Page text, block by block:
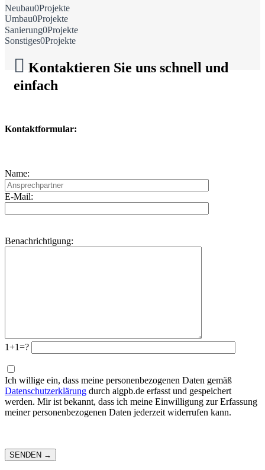
Neubau0Projekte
Umbau0Projekte
Sanierung0Projekte
Sonstiges0Projekte
 Kontaktieren Sie uns schnell und
einfach
Kontaktformular:
Name:
E-Mail:
Benachrichtigung:
1+1=?
Ich willige ein, dass meine personenbezogenen Daten gemäß
Datenschutzerklärung durch aigpb.de erfasst und gespeichert
werden. Mir ist bekannt, dass ich meine Einwilligung zur Erfassung
meiner personenbezogenen Daten jederzeit widerrufen kann.